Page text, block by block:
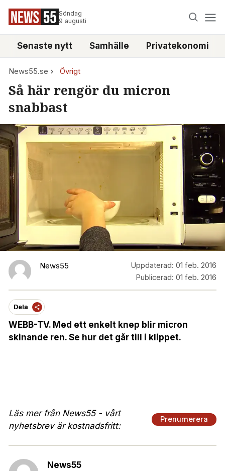
Söndag
9 augusti
Senaste nytt Samhälle Privatekonomi
News55.se Övrigt
Så här rengör du micron
snabbast
News55 Uppdaterad: 01 feb. 2016
Publicerad: 01 feb. 2016
Dela
WEBB-TV. Med ett enkelt knep blir micron
skinande ren. Se hur det går till i klippet.
Läs mer från News55 - vårt
nyhetsbrev är kostnadsfritt:
Prenumerera
News55